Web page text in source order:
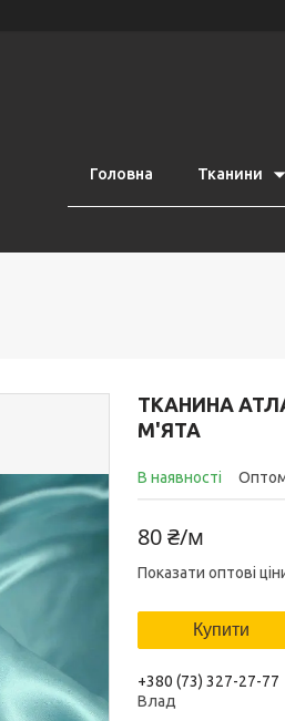
Головна Тканини
ТКАНИНА
М'ЯТА
В наявності Оптом
80 ₴/м
Показати оптові
Купити
+380 (73) 327-27-77
Влад